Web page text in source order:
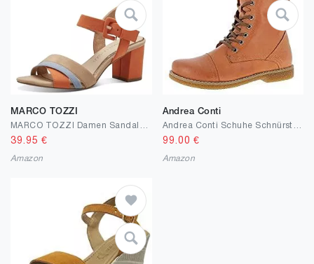
MARCO TOZZI
39.95 €
Amazon
Andrea Conti
99.00 €
Amazon